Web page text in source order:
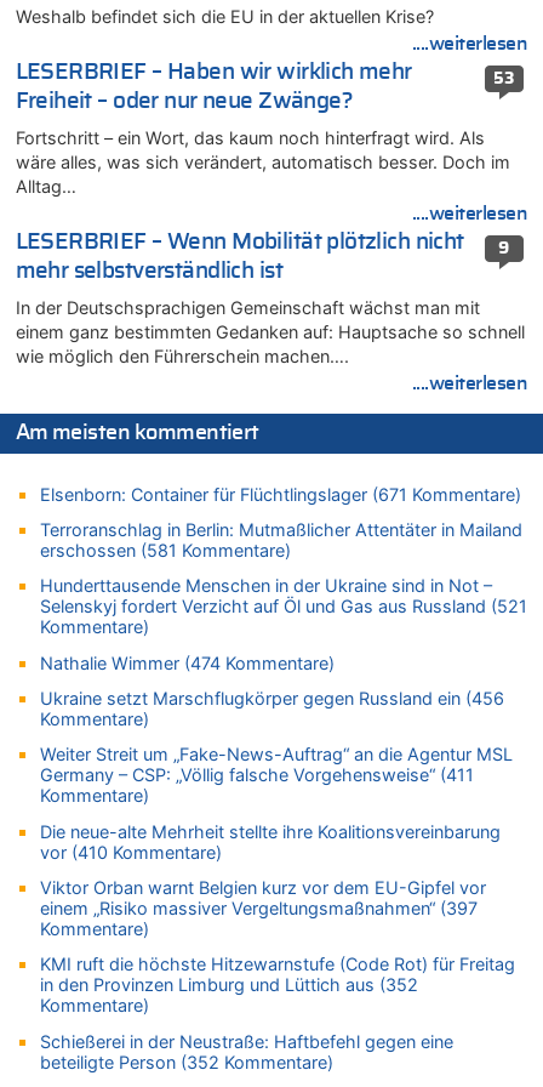
Wasserstand des Rheins in NRW so niedrig wie noch nie
06.08.2026 - 10:09 von Dax zu
Zweite Hitzewelle in diesem Sommer ist jetzt amtlich
06.08.2026 - 10:02 von Soso zu
Aachen ab 11. August wieder Mekka des Pferdesports –
Belgien setzt bei Reit-WM auf starke Springreiter
06.08.2026 - 09:22 von Zuhörer zu
Wasserstand des Rheins in NRW so niedrig wie noch nie
Wasserstand des Rheins in NRW so niedrig wie noch nie
06.08.2026 - 09:05 von 5/11 zu
Mehrere Menschen in Londons City niedergestochen
Wie kam es zur Ceuta-Krise?
06.08.2026 - 07:30 von Ahja zu
Wasserstand des Rheins in NRW so niedrig wie noch nie
06.08.2026 - 07:21 von PvD zu
Mehrere Menschen in Londons City niedergestochen
06.08.2026 - 00:22 von Peter S. zu
Wasserstand des Rheins in NRW so niedrig wie noch nie
06.08.2026 - 00:01 von Hugo Egon Bernhard von Sinnen zu
Mehrere Menschen in Londons City niedergestochen
05.08.2026 - 23:29 von Zuhörer zu
Wasserstand des Rheins in NRW so niedrig wie noch nie
Wasserstand des Rheins in NRW so niedrig wie noch nie
Mehrere Menschen in Londons City niedergestochen
05.08.2026 - 22:18 von Kritisch denken zu
Mehrere Menschen in Londons City niedergestochen
05.08.2026 - 21:53 von Karli Dall zu
Mehrere Menschen in Londons City niedergestochen
05.08.2026 - 21:15 von Joseph Meyer zu
Wasserstand des Rheins in NRW so niedrig wie noch nie
Weshalb befindet sich die EU in der aktuellen Krise?
....weiterlesen
53
LESERBRIEF – Haben wir wirklich mehr
Freiheit – oder nur neue Zwänge?
Fortschritt – ein Wort, das kaum noch hinterfragt wird. Als
wäre alles, was sich verändert, automatisch besser. Doch im
Alltag…
....weiterlesen
9
LESERBRIEF – Wenn Mobilität plötzlich nicht
mehr selbstverständlich ist
In der Deutschsprachigen Gemeinschaft wächst man mit
einem ganz bestimmten Gedanken auf: Hauptsache so schnell
wie möglich den Führerschein machen….
....weiterlesen
Am meisten kommentiert
Elsenborn: Container für Flüchtlingslager (671 Kommentare)
Terroranschlag in Berlin: Mutmaßlicher Attentäter in Mailand
erschossen (581 Kommentare)
Hunderttausende Menschen in der Ukraine sind in Not –
Selenskyj fordert Verzicht auf Öl und Gas aus Russland (521
Kommentare)
Nathalie Wimmer (474 Kommentare)
Ukraine setzt Marschflugkörper gegen Russland ein (456
Kommentare)
Weiter Streit um „Fake-News-Auftrag“ an die Agentur MSL
Germany – CSP: „Völlig falsche Vorgehensweise“ (411
Kommentare)
Die neue-alte Mehrheit stellte ihre Koalitionsvereinbarung
vor (410 Kommentare)
Viktor Orban warnt Belgien kurz vor dem EU-Gipfel vor
einem „Risiko massiver Vergeltungsmaßnahmen“ (397
Kommentare)
KMI ruft die höchste Hitzewarnstufe (Code Rot) für Freitag
in den Provinzen Limburg und Lüttich aus (352
Kommentare)
Schießerei in der Neustraße: Haftbefehl gegen eine
beteiligte Person (352 Kommentare)